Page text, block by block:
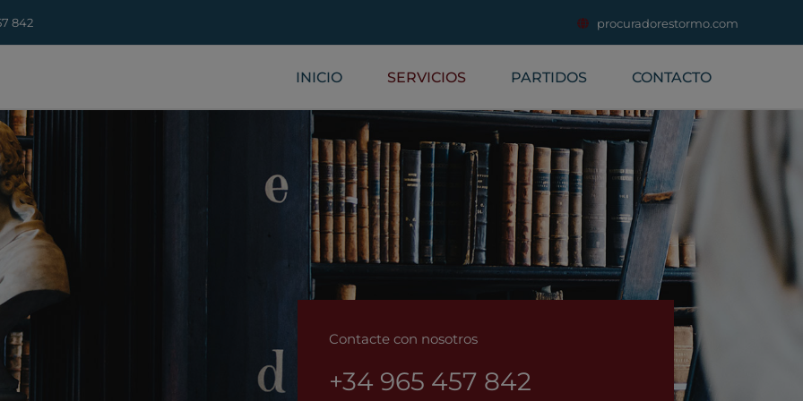
842 procuradorestormo.com
INICIO SERVICIOS PARTIDOS CONTACTO
Contacte con nosotros
+34 965 457 842